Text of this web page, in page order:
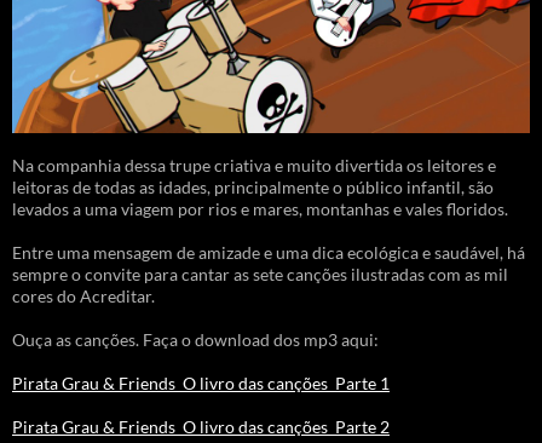
Na companhia dessa trupe criativa e muito divertida os leitores e
leitoras de todas as idades, principalmente o público infantil, são
levados a uma viagem por rios e mares, montanhas e vales floridos.
Entre uma mensagem de amizade e uma dica ecológica e saudável, há
sempre o convite para cantar as sete canções ilustradas com as mil
cores do Acreditar.
Ouça as canções. Faça o download dos mp3 aqui:
Pirata Grau & Friends_O livro das canções_Parte 1
Pirata Grau & Friends_O livro das canções_Parte 2